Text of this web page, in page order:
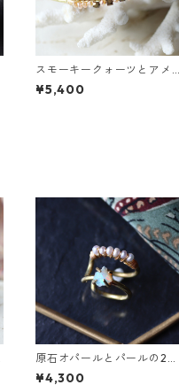
スモーキークォーツとアメ
ジストの真鍮3連バングル
¥5,400
原石オパールとパールの2連
イヤーカフ
¥4,300